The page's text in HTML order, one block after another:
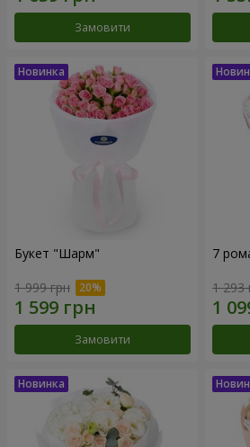
Замовити
Букет "Шарм"
1 999 грн
Замовити
7
1 293